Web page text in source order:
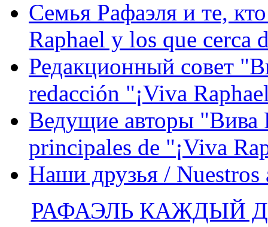
Семья Рафаэля и те,
Raphael y los que cerca
Редакционный совет
redacción "¡Viva
Ведущие авторы "Вива
principales de "¡Viva
Наши друзья / Nuestros
РАФАЭЛЬ КАЖДЫЙ